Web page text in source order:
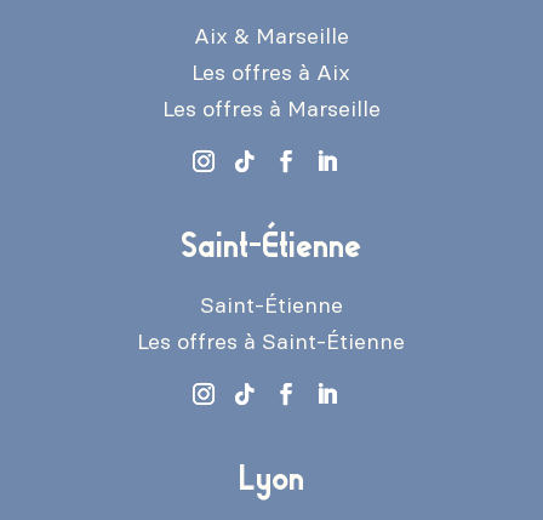
Aix & Marseille
Les offres à Aix
Les offres à Marseille
Saint-Étienne
Saint-Étienne
Les offres à Saint-Étienne
Lyon